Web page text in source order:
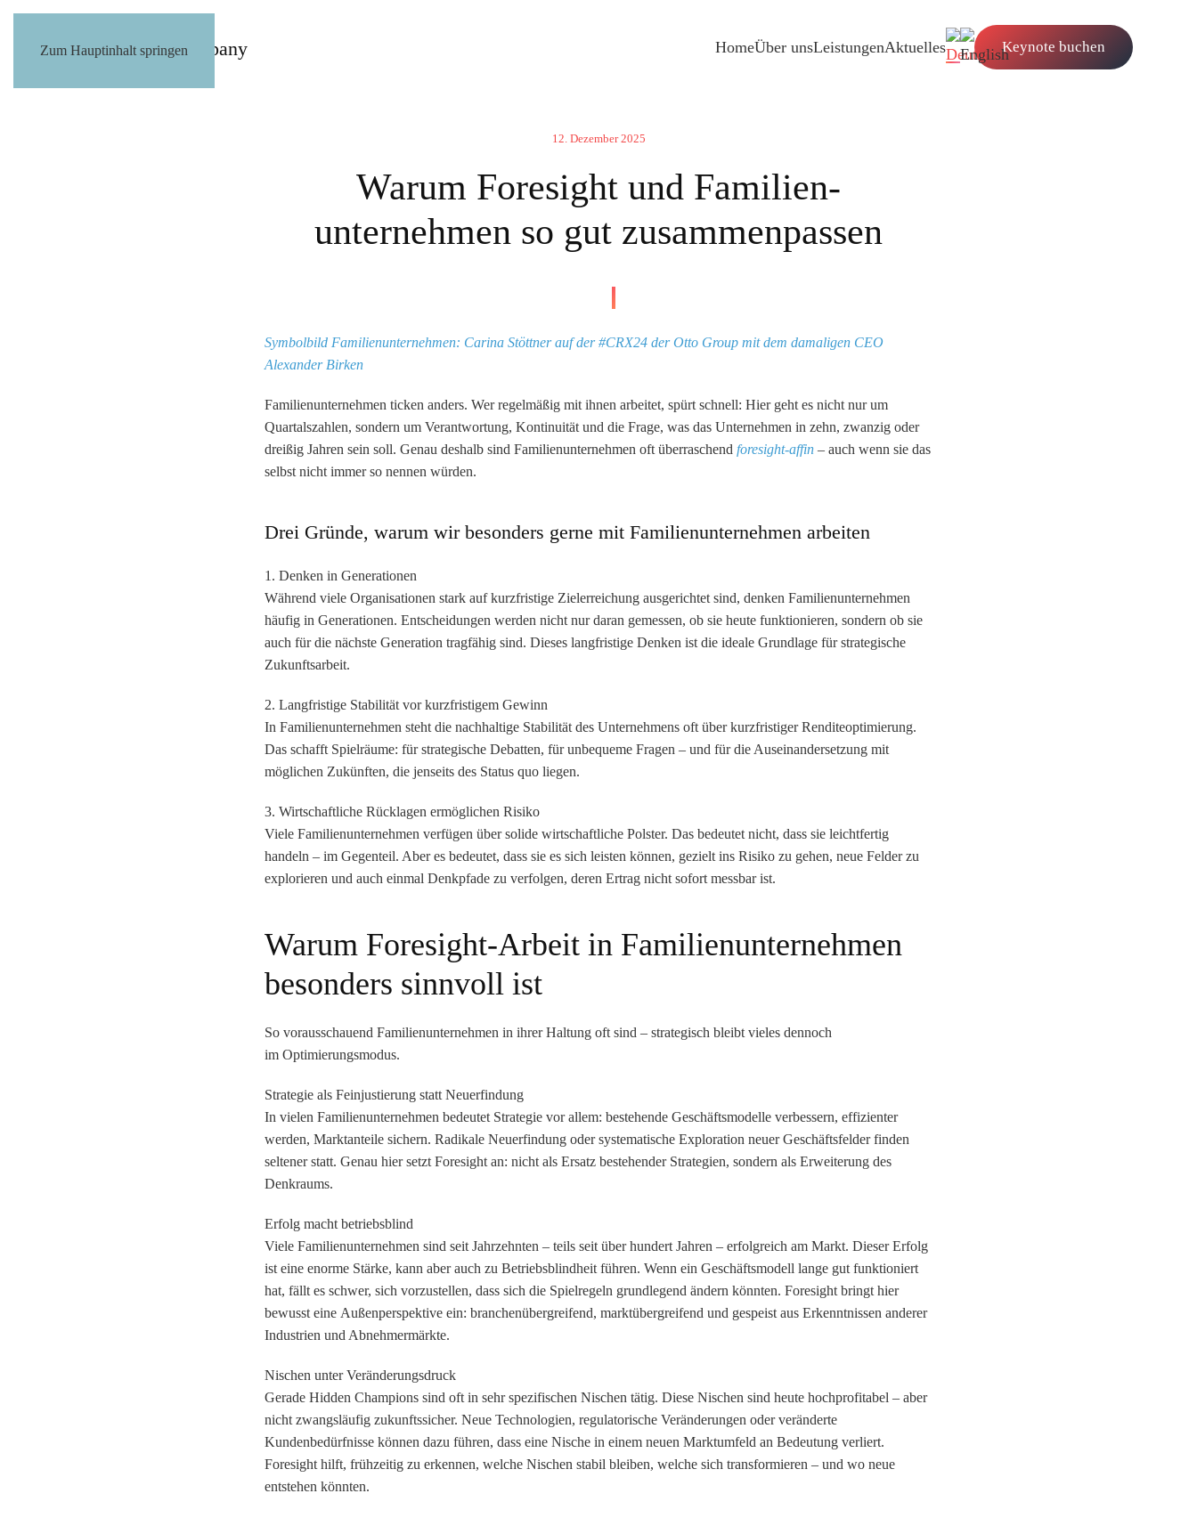
Zum Hauptinhalt springen HomeÜber unsLeistungenAktuelles Keynote buchen
12. Dezember 2025
Warum Foresight und Familien­
unternehmen so gut zusammen­passen
Symbolbild Familienunternehmen: Carina Stöttner auf der #CRX24 der Otto Group mit dem damaligen CEO
Alexander Birken
Familienunternehmen ticken anders. Wer regelmäßig mit ihnen arbeitet, spürt schnell: Hier geht es nicht nur um
Quartalszahlen, sondern um Verantwortung, Kontinuität und die Frage, was das Unternehmen in zehn, zwanzig oder
dreißig Jahren sein soll. Genau deshalb sind Familienunternehmen oft überraschend foresight-affin – auch wenn sie das
selbst nicht immer so nennen würden.
Drei Gründe, warum wir besonders gerne mit Familienunternehmen arbeiten
1. Denken in Generationen
Während viele Organisationen stark auf kurzfristige Zielerreichung ausgerichtet sind, denken Familienunternehmen
häufig in Generationen. Entscheidungen werden nicht nur daran gemessen, ob sie heute funktionieren, sondern ob sie
auch für die nächste Generation tragfähig sind. Dieses langfristige Denken ist die ideale Grundlage für strategische
Zukunftsarbeit.
2. Langfristige Stabilität vor kurzfristigem Gewinn
In Familienunternehmen steht die nachhaltige Stabilität des Unternehmens oft über kurzfristiger Renditeoptimierung.
Das schafft Spielräume: für strategische Debatten, für unbequeme Fragen – und für die Auseinandersetzung mit
möglichen Zukünften, die jenseits des Status quo liegen.
3. Wirtschaftliche Rücklagen ermöglichen Risiko
Viele Familienunternehmen verfügen über solide wirtschaftliche Polster. Das bedeutet nicht, dass sie leichtfertig
handeln – im Gegenteil. Aber es bedeutet, dass sie es sich leisten können, gezielt ins Risiko zu gehen, neue Felder zu
explorieren und auch einmal Denkpfade zu verfolgen, deren Ertrag nicht sofort messbar ist.
Warum Foresight-Arbeit in Familienunternehmen
besonders sinnvoll ist
So vorausschauend Familienunternehmen in ihrer Haltung oft sind – strategisch bleibt vieles dennoch
im Optimierungsmodus.
Strategie als Feinjustierung statt Neuerfindung
In vielen Familienunternehmen bedeutet Strategie vor allem: bestehende Geschäftsmodelle verbessern, effizienter
werden, Marktanteile sichern. Radikale Neuerfindung oder systematische Exploration neuer Geschäftsfelder finden
seltener statt. Genau hier setzt Foresight an: nicht als Ersatz bestehender Strategien, sondern als Erweiterung des
Denkraums.
Erfolg macht betriebsblind
Viele Familienunternehmen sind seit Jahrzehnten – teils seit über hundert Jahren – erfolgreich am Markt. Dieser Erfolg
ist eine enorme Stärke, kann aber auch zu Betriebsblindheit führen. Wenn ein Geschäftsmodell lange gut funktioniert
hat, fällt es schwer, sich vorzustellen, dass sich die Spielregeln grundlegend ändern könnten. Foresight bringt hier
bewusst eine Außenperspektive ein: branchenübergreifend, marktübergreifend und gespeist aus Erkenntnissen anderer
Industrien und Abnehmermärkte.
Nischen unter Veränderungsdruck
Gerade Hidden Champions sind oft in sehr spezifischen Nischen tätig. Diese Nischen sind heute hochprofitabel – aber
nicht zwangsläufig zukunftssicher. Neue Technologien, regulatorische Veränderungen oder veränderte
Kundenbedürfnisse können dazu führen, dass eine Nische in einem neuen Marktumfeld an Bedeutung verliert.
Foresight hilft, frühzeitig zu erkennen, welche Nischen stabil bleiben, welche sich transformieren – und wo neue
entstehen könnten.